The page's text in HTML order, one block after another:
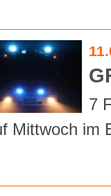
7
Mittwoch im